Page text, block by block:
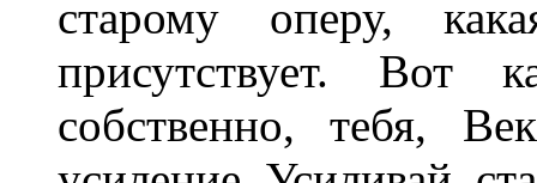
старому оперу,
присутствует. Вот
собственно, тебя,